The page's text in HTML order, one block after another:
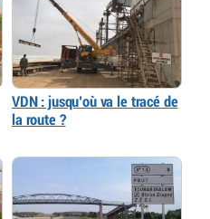
VDN : jusqu’où va le tracé de
la route ?